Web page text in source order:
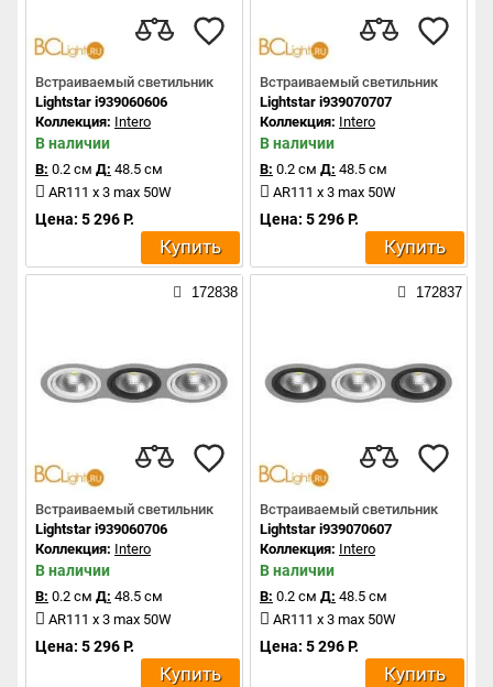
Встраиваемый светильник
Lightstar i939060606
Коллекция: Intero
В наличии
В: 0.2 см Д: 48.5 см
AR111 x 3 max 50W
Цена: 5 296 Р.
Купить
Встраиваемый светильник
Lightstar i939070707
Коллекция: Intero
В наличии
В: 0.2 см Д: 48.5 см
AR111 x 3 max 50W
Цена: 5 296 Р.
Купить
172838
Встраиваемый светильник
Lightstar i939060706
Коллекция: Intero
В наличии
В: 0.2 см Д: 48.5 см
AR111 x 3 max 50W
Цена: 5 296 Р.
Купить
172837
Встраиваемый светильник
Lightstar i939070607
Коллекция: Intero
В наличии
В: 0.2 см Д: 48.5 см
AR111 x 3 max 50W
Цена: 5 296 Р.
Купить